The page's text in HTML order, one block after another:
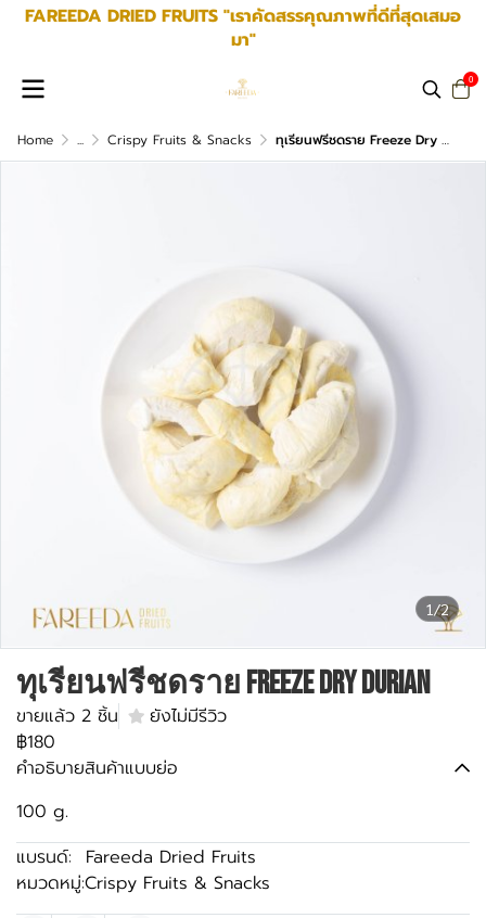
FAREEDA DRIED FRUITS "เราคัดสรรคุณภาพที่ดีที่สุดเสมอ
มา"
0
Home ... Crispy Fruits & Snacks ทุเรียนฟรีชดราย Freeze Dry Durian
1/2
ทุเรียนฟรีชดราย Freeze Dry Durian
ขายแล้ว 2 ชิ้น
ยังไม่มีรีวิว
฿180
คำอธิบายสินค้าแบบย่อ
100 g.
แบรนด์:
Fareeda Dried Fruits
หมวดหมู่:Crispy Fruits & Snacks